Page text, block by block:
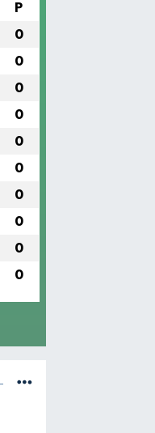
P
0
0
0
0
0
0
0
0
0
0